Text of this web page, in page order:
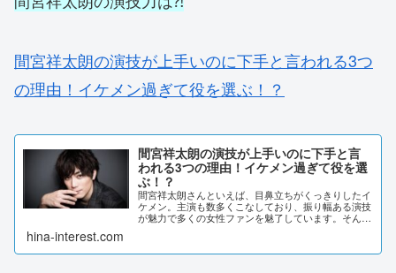
間宮祥太朗の演技が上手いのに下手と言われる3つ
の理由！イケメン過ぎて役を選ぶ！？
間宮祥太朗の演技が上手いのに下手と言
われる3つの理由！イケメン過ぎて役を選
ぶ！？
間宮祥太朗さんといえば、目鼻立ちがくっきりしたイ
ケメン。主演も数多くこなしており、振り幅ある演技
が魅力で多くの女性ファンを魅了しています。そんな
hina-interest.com